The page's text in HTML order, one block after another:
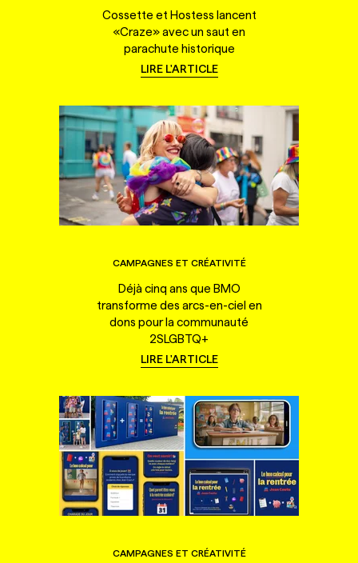
Cossette et Hostess lancent
«Craze» avec un saut en
parachute historique
LIRE L'ARTICLE
CAMPAGNES ET CRÉATIVITÉ
Déjà cinq ans que BMO
transforme des arcs-en-ciel en
dons pour la communauté
2SLGBTQ+
LIRE L'ARTICLE
CAMPAGNES ET CRÉATIVITÉ